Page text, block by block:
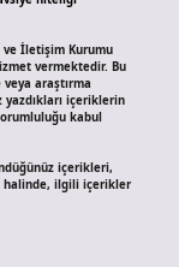
ve İletişim Kurumu
vermektedir. Bu
araştırma
içeriklerin
kabul
içerikleri,
ilgili içerikler